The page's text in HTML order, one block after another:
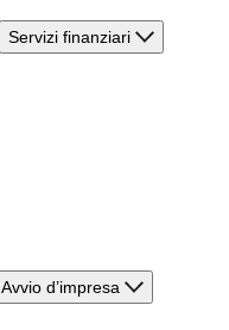
Servizi finanziari
Avvio d’impresa